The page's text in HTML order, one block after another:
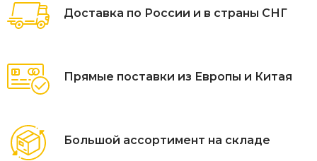
+ 1500 руб
?Материал: Металл-ПВХ 60х40 мм
Высота: 240 см
Ширина: 173 см
Глубина: 16 см
Доставка по России и в страны СНГ
Прямые поставки из Европы и Китая
Большой ассортимент на складе